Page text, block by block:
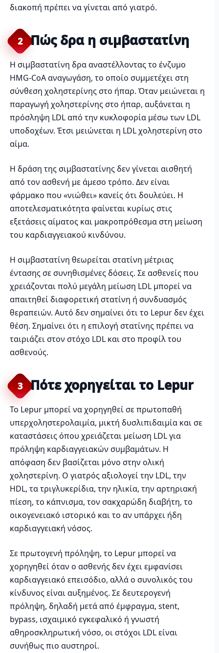
διακοπή πρέπει να γίνεται από γιατρό.
2 Πώς δρα η σιμβαστατίνη
Η σιμβαστατίνη δρα αναστέλλοντας το ένζυμο
HMG-CoA αναγωγάση, το οποίο συμμετέχει στη
σύνθεση χοληστερίνης στο ήπαρ. Όταν μειώνεται η
παραγωγή χοληστερίνης στο ήπαρ, αυξάνεται η
πρόσληψη LDL από την κυκλοφορία μέσω των LDL
υποδοχέων. Έτσι μειώνεται η LDL χοληστερίνη στο
αίμα.
Η δράση της σιμβαστατίνης δεν γίνεται αισθητή
από τον ασθενή με άμεσο τρόπο. Δεν είναι
φάρμακο που «νιώθει» κανείς ότι δουλεύει. Η
αποτελεσματικότητα φαίνεται κυρίως στις
εξετάσεις αίματος και μακροπρόθεσμα στη μείωση
του καρδιαγγειακού κινδύνου.
Η σιμβαστατίνη θεωρείται στατίνη μέτριας
έντασης σε συνηθισμένες δόσεις. Σε ασθενείς που
χρειάζονται πολύ μεγάλη μείωση LDL μπορεί να
απαιτηθεί διαφορετική στατίνη ή συνδυασμός
θεραπειών. Αυτό δεν σημαίνει ότι το Lepur δεν έχει
θέση. Σημαίνει ότι η επιλογή στατίνης πρέπει να
ταιριάζει στον στόχο LDL και στο προφίλ του
ασθενούς.
3 Πότε χορηγείται το Lepur
Το Lepur μπορεί να χορηγηθεί σε πρωτοπαθή
υπερχοληστερολαιμία, μικτή δυσλιπιδαιμία και σε
καταστάσεις όπου χρειάζεται μείωση LDL για
πρόληψη καρδιαγγειακών συμβαμάτων. Η
απόφαση δεν βασίζεται μόνο στην ολική
χοληστερίνη. Ο γιατρός αξιολογεί την LDL, την
HDL, τα τριγλυκερίδια, την ηλικία, την αρτηριακή
πίεση, το κάπνισμα, τον σακχαρώδη διαβήτη, το
οικογενειακό ιστορικό και το αν υπάρχει ήδη
καρδιαγγειακή νόσος.
Σε πρωτογενή πρόληψη, το Lepur μπορεί να
χορηγηθεί όταν ο ασθενής δεν έχει εμφανίσει
καρδιαγγειακό επεισόδιο, αλλά ο συνολικός του
κίνδυνος είναι αυξημένος. Σε δευτερογενή
πρόληψη, δηλαδή μετά από έμφραγμα, stent,
bypass, ισχαιμικό εγκεφαλικό ή γνωστή
αθηροσκληρωτική νόσο, οι στόχοι LDL είναι
συνήθως πιο αυστηροί.